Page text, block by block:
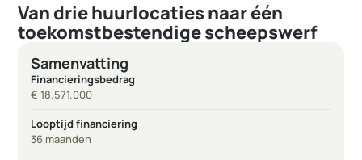
Van drie huurlocaties naar één
toekomstbestendige scheepswerf
Samenvatting
Financieringsbedrag
€ 18.571.000
Looptijd financiering
36 maanden